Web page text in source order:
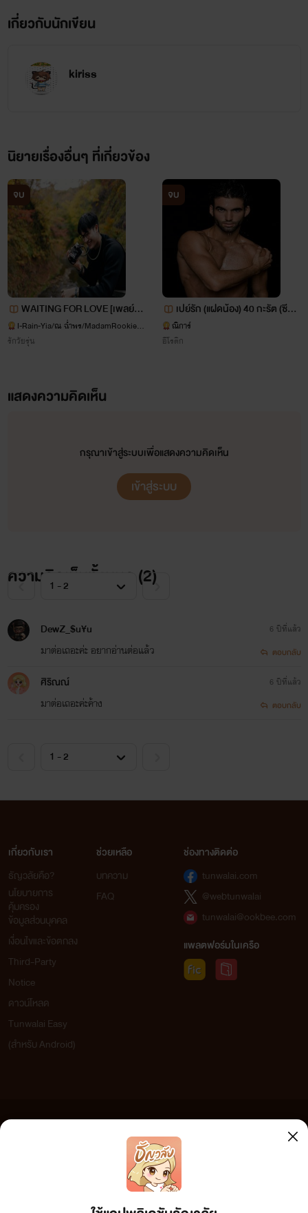
ในบั้นปลายสุดท้ายของดวงชีวัน
ผมอึ้งไปนิดเมื่ออยู่ดีๆพี่มันก็แย่งกีต้าไอ้เดียวไปเล่นแถมยัง
จ้องมองมาที่ผมอีกตะหาก แต่ถ้าจำไม่ผิดมึงไม่มีรถเก๋งแต่ขับ
ลัมโบฯไม่ใช่เหรอว่ะ!!!!!!
**********************************************
ฝากนิยายเรื่องนี้ด้วยนะค่ะ
รับรองว่านายเอกเกรียนพระเอกกวน
เกี่ยวกับนักเขียน
kiriss
นิยายเรื่องอื่นๆ ที่เกี่ยวข้อง
จบ
WAITING FOR LOVE [เพลย์บอ
ยรอรัก] END!
I-Rain-Yia/ณ ฉ่ำพร/MadamRookie/1
1_Justice/ทวีคูณ
รักวัยรุ่น
จบ
เปย์รัก (แฝดน้อง) 40 กะรัต (ซีรี่ย์
40 กะรัต)
ณิการ์
อีโรติก
แสดงความคิดเห็น
กรุณาเข้าสู่ระบบเพื่อแสดงความคิดเห็น
เข้าสู่ระบบ
ความคิดเห็นทั้งหมด (2)
DewZ_$u¥u
มาต่อเถอะค่ะ อยากอ่านต่อแล้ว
6 ปีที่แล้ว
ตอบกลับ
ศิริณณ์
มาต่อเถอะค่ะค้าง
6 ปีที่แล้ว
ตอบกลับ
เกี่ยวกับเรา
ธัญวลัยคือ?
นโยบายการ
คุ้มครอง
ข้อมูลส่วนบุคคล
เงื่อนไขและข้อตกลง
Third-Party
Notice
ดาวน์โหลด
Tunwalai Easy
(สำหรับ Android)
ช่วยเหลือ
บทความ
FAQ
ช่องทางติดต่อ
tunwalai.com
@webtunwalai
tunwalai@ookbee.com
แพลตฟอร์มในเครือ
เว็บไซต์แห่งนี้ไม่ได้เห็นด้วยและไม่ขอรับผิดชอบต่อข้อความใดๆ ทั้งสิ้น ดังนั้นผู้อ่านทุกท่านโปรดใช้
วิจารณญาณในการกลั่นกรองด้วยตนเอง และหากท่านพบข้อความใดๆ ที่ขัดต่อกฎหมายและศีลธรรม
กรุณาแจ้งมาที่ tunwalai@ookbee.com เพื่อทีมงานจะได้ดำเนินการในทันที ทั้งนี้ ทางเว็บไซต์ขอสงวน
ลิขสิทธิ์ตามพระราชบัญญัติลิขสิทธิ์ (ฉบับเพิ่มเติม) พ.ศ.2558